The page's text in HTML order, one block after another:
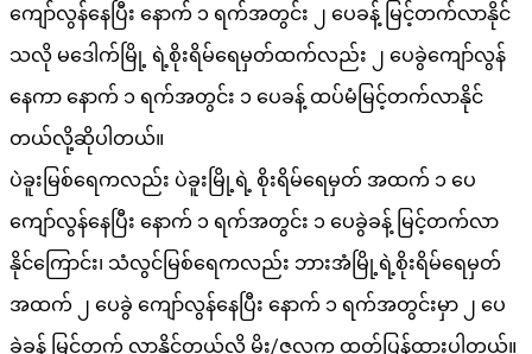
ကျော်လွန်နေပြီး နောက် ၁ ရက်အတွင်း ၂ ပေခန့် မြင့်တက်လာနိုင်
သလို မဒေါက်မြို့ ရဲ့စိုးရိမ်ရေမှတ်ထက်လည်း ၂ ပေခွဲကျော်လွန်
နေကာ နောက် ၁ ရက်အတွင်း ၁ ပေခန့် ထပ်မံမြင့်တက်လာနိုင်
တယ်လို့ဆိုပါတယ်။
ပဲခူးမြစ်ရေကလည်း ပဲခူးမြို့ရဲ့ စိုးရိမ်ရေမှတ် အထက် ၁ ပေ
ကျော်လွန်နေပြီး နောက် ၁ ရက်အတွင်း ၁ ပေခွဲခန့် မြင့်တက်လာ
နိုင်ကြောင်း၊ သံလွင်မြစ်ရေကလည်း ဘားအံမြို့ရဲ့စိုးရိမ်ရေမှတ်
အထက် ၂ ပေခွဲ ကျော်လွန်နေပြီး နောက် ၁ ရက်အတွင်းမှာ ၂ ပေ
ခွဲခန့် မြင့်တက် လာနိုင်တယ်လို့ မိုး/ဇလက ထုတ်ပြန်ထားပါတယ်။